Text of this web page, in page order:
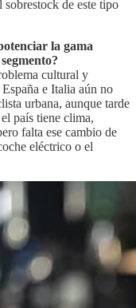
de este tipo
la gama
cultural y
e Italia aún no
urbana, aunque tarde
país tiene clima,
falta ese cambio de
eléctrico o el